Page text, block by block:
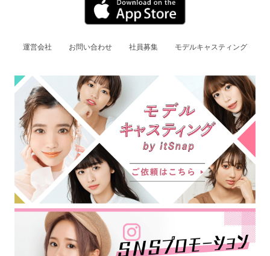
運営会社 お問い合わせ 社員募集 モデルキャスティング